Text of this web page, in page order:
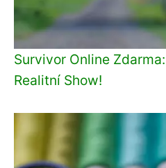
Survivor Online
Realitní Show!